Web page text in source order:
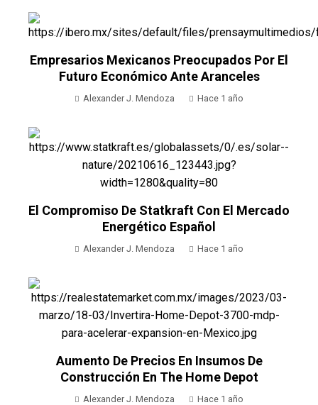
Empresarios Mexicanos Preocupados Por El
Futuro Económico Ante Aranceles
Alexander J. Mendoza Hace 1 año
El Compromiso De Statkraft Con El Mercado
Energético Español
Alexander J. Mendoza Hace 1 año
Aumento De Precios En Insumos De
Construcción En The Home Depot
Alexander J. Mendoza Hace 1 año